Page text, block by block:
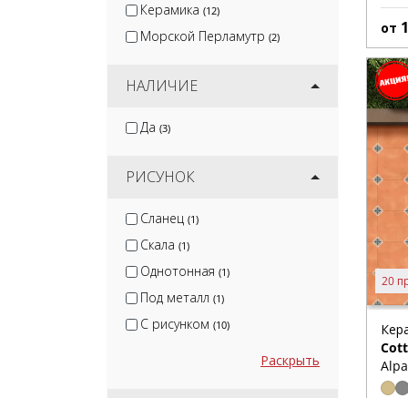
Керамика (12)
Морской Перламутр (2)
НАЛИЧИЕ
Да (3)
РИСУНОК
Сланец (1)
Скала (1)
Однотонная (1)
Под металл (1)
С рисунком (10)
Раскрыть
от
20